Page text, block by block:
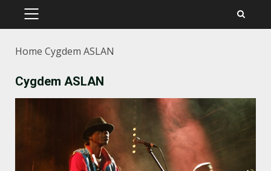
PRIMÄRES
Home Cygdem ASLAN
Cygdem ASLAN